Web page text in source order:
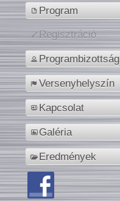
Program
Regisztráció
Programbizottság
Versenyhelyszín
Kapcsolat
Galéria
Eredmények